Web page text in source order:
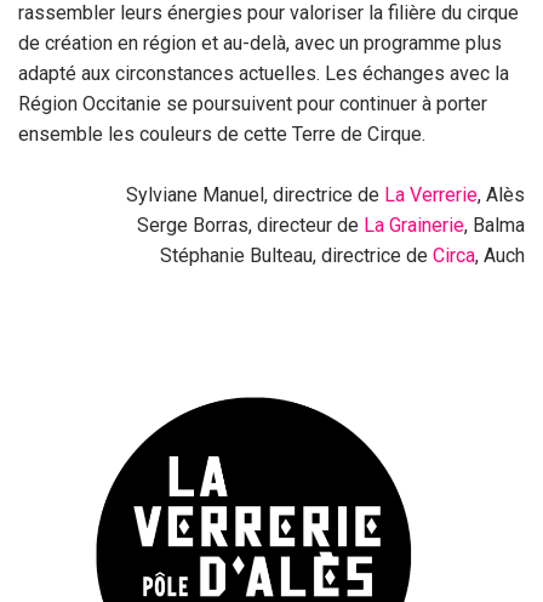
rassembler leurs énergies pour valoriser la filière du cirque
de création en région et au-delà, avec un programme plus
adapté aux circonstances actuelles. Les échanges avec la
Région Occitanie se poursuivent pour continuer à porter
ensemble les couleurs de cette Terre de Cirque.
Sylviane Manuel, directrice de La Verrerie, Alès
Serge Borras, directeur de La Grainerie, Balma
Stéphanie Bulteau, directrice de Circa, Auch